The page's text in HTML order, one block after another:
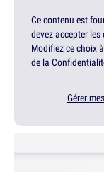
Ce contenu est
devez accepter
Modifiez ce choix
de la
Gérer